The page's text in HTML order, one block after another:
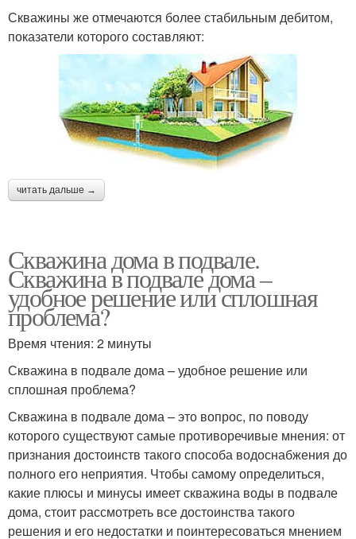
Скважины же отмечаются более стабильным дебитом,
показатели которого составляют:
читать дальше →
Скважина дома в подвале.
Скважина в подвале дома –
удобное решение или сплошная
проблема?
Время чтения: 2 минуты
Скважина в подвале дома – удобное решение или
сплошная проблема?
Скважина в подвале дома – это вопрос, по поводу
которого существуют самые противоречивые мнения: от
признания достоинств такого способа водоснабжения до
полного его неприятия. Чтобы самому определиться,
какие плюсы и минусы имеет скважина воды в подвале
дома, стоит рассмотреть все достоинства такого
решения и его недостатки и поинтересоваться мнением